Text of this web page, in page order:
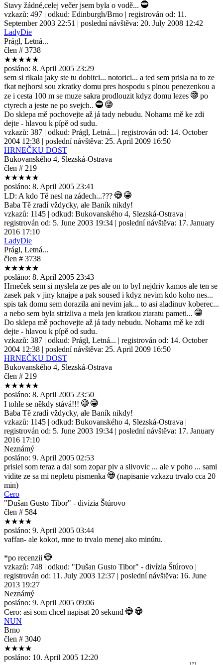
Stavy žádné,celej večer jsem byla o vodě...
vzkazů: 497 | odkud: Edinburgh/Brno | registrován od: 11.
September 2003 22:51 | poslední návštěva: 20. July 2008 12:42
LadyDie
Prágl, Letná...
člen # 3738
★★★★★
posláno: 8. April 2005 23:29
sem si rikala jaky ste tu dobitci... notorici... a ted sem prisla na to ze
fkat nejhorsi sou zkratky domu pres hospodu s plnou penezenkou a
ze i cesta 100 m se muze sakra prodlouzit kdyz domu lezes
po
ctyrech a jeste ne po svejch..
Do sklepa mě pochovejte až já tady nebudu. Nohama mě ke zdi
dejte - hlavou k pípě od sudu.
vzkazů: 387 | odkud: Prágl, Letná... | registrován od: 14. October
2004 12:38 | poslední návštěva: 25. April 2009 16:50
HRNEČKU DOST
Bukovanského 4, Slezská-Ostrava
člen # 219
★★★★★
posláno: 8. April 2005 23:41
LD: A kdo Tě nesl na zádech...???
Baba Tě zradí vždycky, ale Baník nikdy!
vzkazů: 1145 | odkud: Bukovanského 4, Slezská-Ostrava |
registrován od: 5. June 2003 19:34 | poslední návštěva: 17. January
2016 17:10
LadyDie
Prágl, Letná...
člen # 3738
★★★★★
posláno: 8. April 2005 23:43
Hrneček sem si myslela ze pes ale on to byl nejdriv kamos ale ten se
zasek pak v jiny knajpe a pak soused i kdyz nevim kdo koho nes...
spis tak domu sem dorazila ani nevim jak... to asi aladinuv koberec...
a nebo sem byla strizliva a mela jen kratkou ztaratu pameti...
Do sklepa mě pochovejte až já tady nebudu. Nohama mě ke zdi
dejte - hlavou k pípě od sudu.
vzkazů: 387 | odkud: Prágl, Letná... | registrován od: 14. October
2004 12:38 | poslední návštěva: 25. April 2009 16:50
HRNEČKU DOST
Bukovanského 4, Slezská-Ostrava
člen # 219
★★★★★
posláno: 8. April 2005 23:50
I tohle se někdy stává!!!
Baba Tě zradí vždycky, ale Baník nikdy!
vzkazů: 1145 | odkud: Bukovanského 4, Slezská-Ostrava |
registrován od: 5. June 2003 19:34 | poslední návštěva: 17. January
2016 17:10
Neznámý
posláno: 9. April 2005 02:53
prisiel som teraz a dal som zopar piv a slivovic ... ale v poho ... sami
vidite ze sa mi nepletu pismenka
(napisanie vzkazu trvalo cca 20
min)
Cero
"Dušan Gusto Tibor" - divízia Štúrovo
člen # 584
★★★★
posláno: 9. April 2005 03:44
vaffan- ale kokot, mne to trvalo menej ako minútu.
*po recenzii
vzkazů: 748 | odkud: "Dušan Gusto Tibor" - divízia Štúrovo |
registrován od: 11. July 2003 12:37 | poslední návštěva: 16. June
2013 19:27
Neznámý
posláno: 9. April 2005 09:06
Cero: asi som chcel napisat 20 sekund
NUN
Brno
člen # 3040
★★★★
posláno: 10. April 2005 12:20